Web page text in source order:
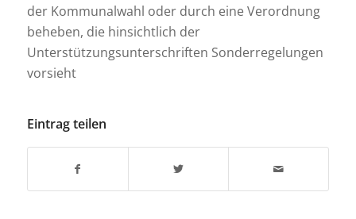
der Kommunalwahl oder durch eine Verordnung
beheben, die hinsichtlich der
Unterstützungsunterschriften Sonderregelungen
vorsieht
Eintrag teilen